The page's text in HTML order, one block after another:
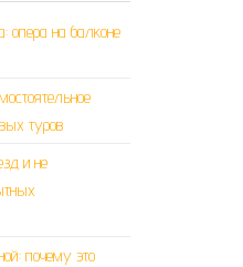
опера на балконе
туров
и не
почему это